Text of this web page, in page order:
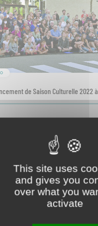
de Saison Culturelle 2022
Spectacle d'arts de la rue à
Ciné plein air à Laveyron
d'atelier par les scolaires lors du
au plus grand
une logique d’équilibre
événements et cinés
dans différentes communes
d’éveil culturel sont
des écoles vers les lieux
This site uses
and gives you
over what you
activate